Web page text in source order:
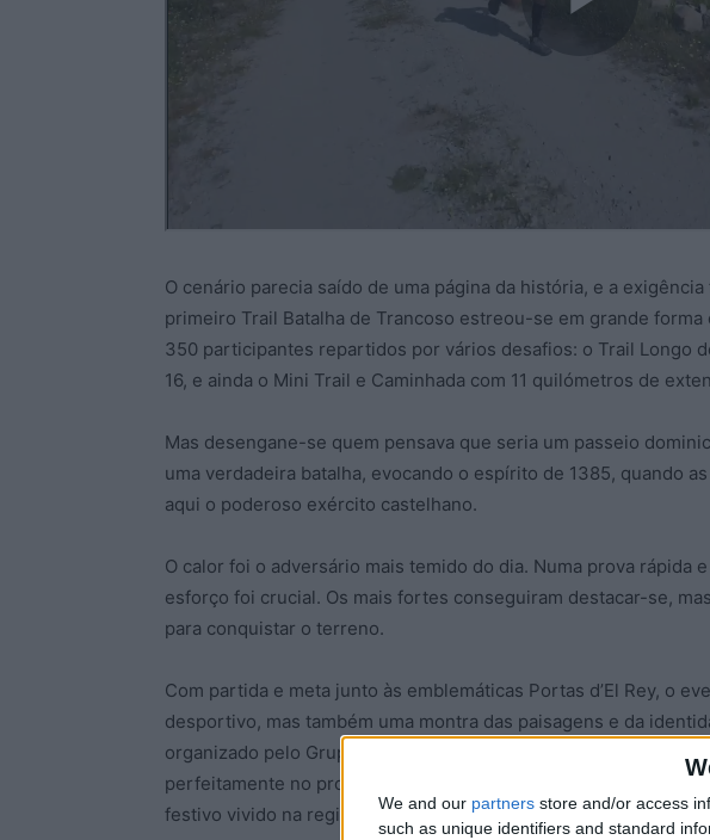
We and our partners store and/or access
such as unique identifiers and standard
O cenário parecia saído de uma página da história, e a
primeiro Trail Batalha de Trancoso estreou-se em grande
350 participantes repartidos por vários desafios: o Trail Longo
16, e ainda o Mini Trail e Caminhada com 11 quilómetros de
Mas desengane-se quem pensava que seria um passeio
uma verdadeira batalha, evocando o espírito de 1385, quando
aqui o poderoso exército castelhano.
O calor foi o adversário mais temido do dia. Numa prova rápida
esforço foi crucial. Os mais fortes conseguiram destacar-se,
para conquistar o terreno.
Com partida e meta junto às emblemáticas Portas d’El Rey, o
desportivo, mas também uma montra das paisagens e da
organizado pelo Grupo Desportivo de Trancoso em parceria
perfeitamente no programa oficial das comemorações do
festivo vivido na região.